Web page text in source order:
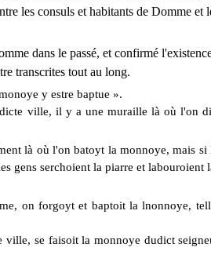
les consuls et habitants de Domme
dans le passé, et confirmé
transcrites tout au long.
y estre baptue ».
ville, il y a une muraille là où l'on
là où l'on batoyt la monnoye, mais
serchoient la piarre et
on forgoyt et baptoit la lnonnoye,
ville, se faisoit la monnoye dudict